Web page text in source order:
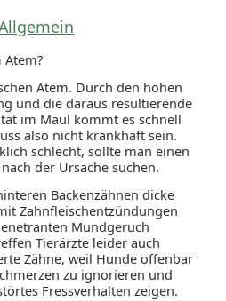
Atem?
Atem. Durch den hohen
und die daraus resultierende
im Maul kommt es schnell
also nicht krankhaft sein.
schlecht, sollte man einen
der Ursache suchen.
Backenzähnen dicke
Zahnfleischentzündungen
Mundgeruch
Tierärzte leider auch
Zähne, weil Hunde offenbar
zu ignorieren und
Fressverhalten zeigen.